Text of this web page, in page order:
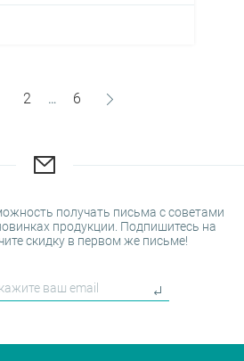
2 … 6
получать письма с советами
продукции. Подпишитесь на
скидку в первом же письме!